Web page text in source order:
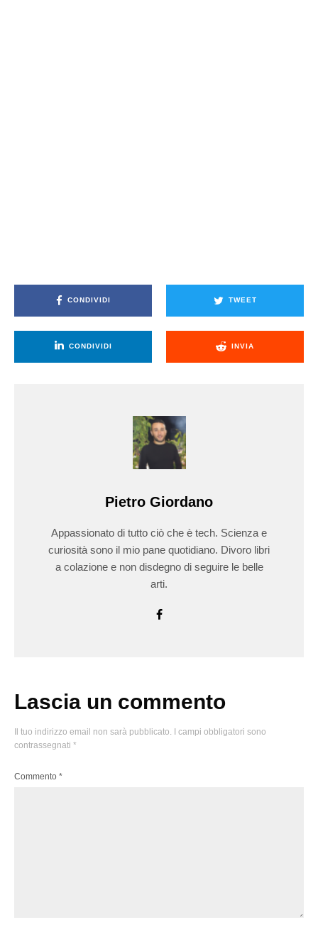
CONDIVIDI TWEET
CONDIVIDI INVIA
Pietro Giordano
Appassionato di tutto ciò che è tech. Scienza e
curiosità sono il mio pane quotidiano. Divoro libri
a colazione e non disdegno di seguire le belle
arti.
Lascia un commento
Il tuo indirizzo email non sarà pubblicato. I campi obbligatori sono
contrassegnati *
Commento *